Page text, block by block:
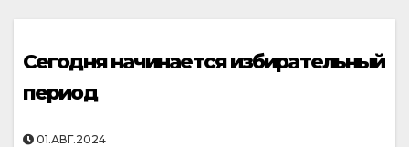
Сегодня начинается избирательный
период
01.АВГ.2024